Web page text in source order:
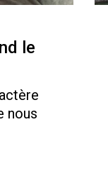
le
nous